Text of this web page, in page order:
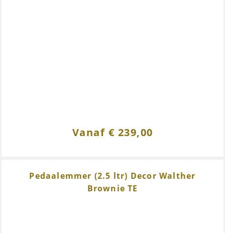
Vanaf € 239,00
Pedaalemmer (2.5 ltr) Decor Walther
Brownie TE